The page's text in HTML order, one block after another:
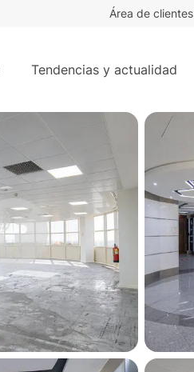
Área de clientes
Tendencias y actualidad